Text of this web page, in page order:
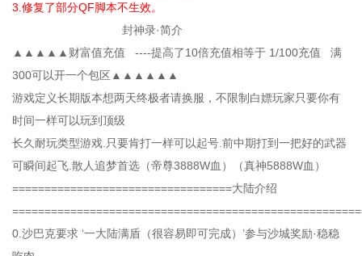
3.修复了部分QF脚本不生效。
封神录·简介
▲▲▲▲▲财富值充值 ----提高了10倍充值相等于 1/100充值 满
300可以开一个包区▲▲▲▲▲▲
游戏定义长期版本想两天终极者请换服，不限制白嫖玩家只要你有
时间一样可以玩到顶级
长久耐玩类型游戏.只要肯打一样可以起号.前中期打到一把好的武器
可瞬间起飞.散人追梦首选（帝尊3888W血）（真神5888W血）
==================================大陆介绍
0.沙巴克要求 ‘一大陆满盾（很容易即可完成）’参与沙城奖励·稳稳